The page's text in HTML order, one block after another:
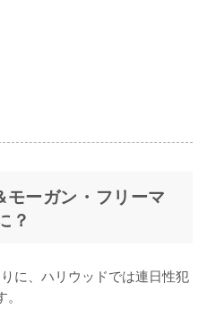
ーガン・フリーマ
？
に、ハリウッドでは連日性犯